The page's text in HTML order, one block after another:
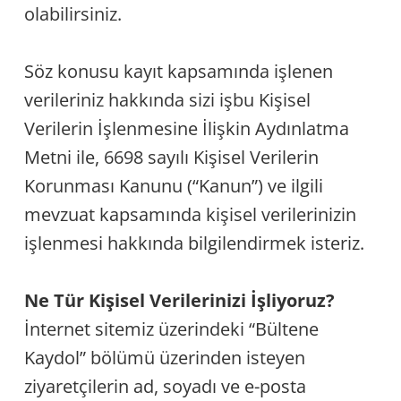
olabilirsiniz.
Söz konusu kayıt kapsamında işlenen
verileriniz hakkında sizi işbu Kişisel
Verilerin İşlenmesine İlişkin Aydınlatma
Metni ile, 6698 sayılı Kişisel Verilerin
Korunması Kanunu (“Kanun”) ve ilgili
mevzuat kapsamında kişisel verilerinizin
işlenmesi hakkında bilgilendirmek isteriz.
Ne Tür Kişisel Verilerinizi İşliyoruz?
İnternet sitemiz üzerindeki “Bültene
Kaydol” bölümü üzerinden isteyen
ziyaretçilerin ad, soyadı ve e-posta